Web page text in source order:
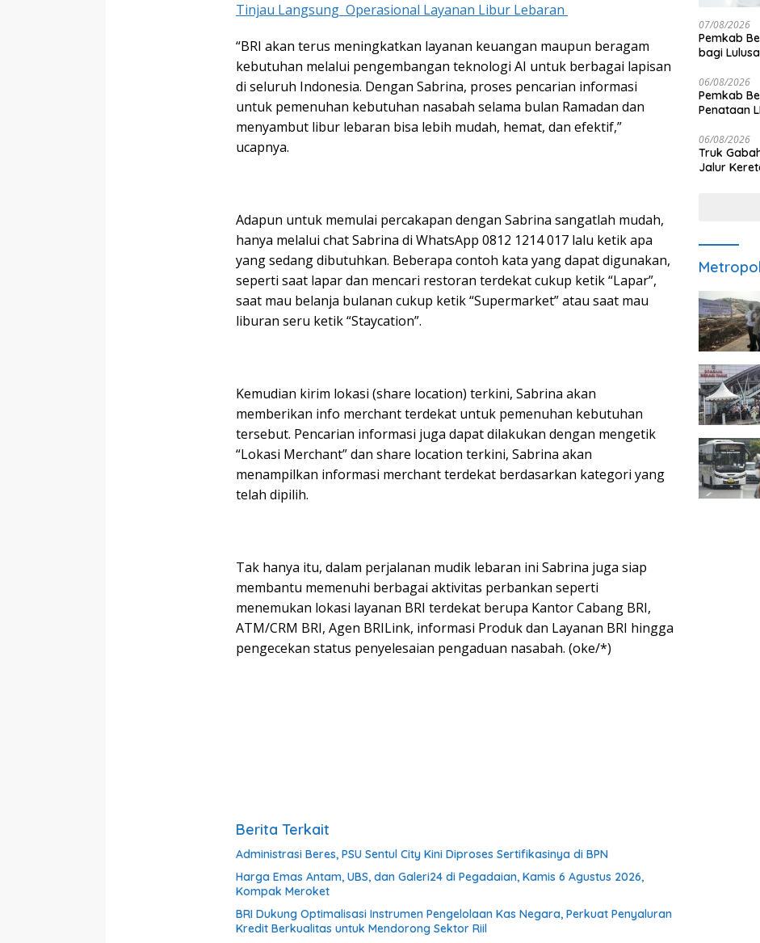
Tinjau Langsung Operasional Layanan Libur Lebaran
“BRI akan terus meningkatkan layanan keuangan maupun beragam
kebutuhan melalui pengembangan teknologi AI untuk berbagai lapisan
di seluruh Indonesia. Dengan Sabrina, proses pencarian informasi
untuk pemenuhan kebutuhan nasabah selama bulan Ramadan dan
menyambut libur lebaran bisa lebih mudah, hemat, dan efektif,”
ucapnya.
Adapun untuk memulai percakapan dengan Sabrina sangatlah mudah,
hanya melalui chat Sabrina di WhatsApp 0812 1214 017 lalu ketik apa
yang sedang dibutuhkan. Beberapa contoh kata yang dapat digunakan,
seperti saat lapar dan mencari restoran terdekat cukup ketik “Lapar”,
saat mau belanja bulanan cukup ketik “Supermarket” atau saat mau
liburan seru ketik “Staycation”.
Kemudian kirim lokasi (share location) terkini, Sabrina akan
memberikan info merchant terdekat untuk pemenuhan kebutuhan
tersebut. Pencarian informasi juga dapat dilakukan dengan mengetik
“Lokasi Merchant” dan share location terkini, Sabrina akan
menampilkan informasi merchant terdekat berdasarkan kategori yang
telah dipilih.
Tak hanya itu, dalam perjalanan mudik lebaran ini Sabrina juga siap
membantu memenuhi berbagai aktivitas perbankan seperti
menemukan lokasi layanan BRI terdekat berupa Kantor Cabang BRI,
ATM/CRM BRI, Agen BRILink, informasi Produk dan Layanan BRI hingga
pengecekan status penyelesaian pengaduan nasabah. (oke/*)
Berita Terkait
Administrasi Beres, PSU Sentul City Kini Diproses Sertifikasinya di BPN
Harga Emas Antam, UBS, dan Galeri24 di Pegadaian, Kamis 6 Agustus 2026,
Kompak Meroket
BRI Dukung Optimalisasi Instrumen Pengelolaan Kas Negara, Perkuat Penyaluran
Kredit Berkualitas untuk Mendorong Sektor Riil
07/08/2026
Pemkab
bagi
06/08/2026
Pemkab
Penataan
06/08/2026
Truk
Jalur